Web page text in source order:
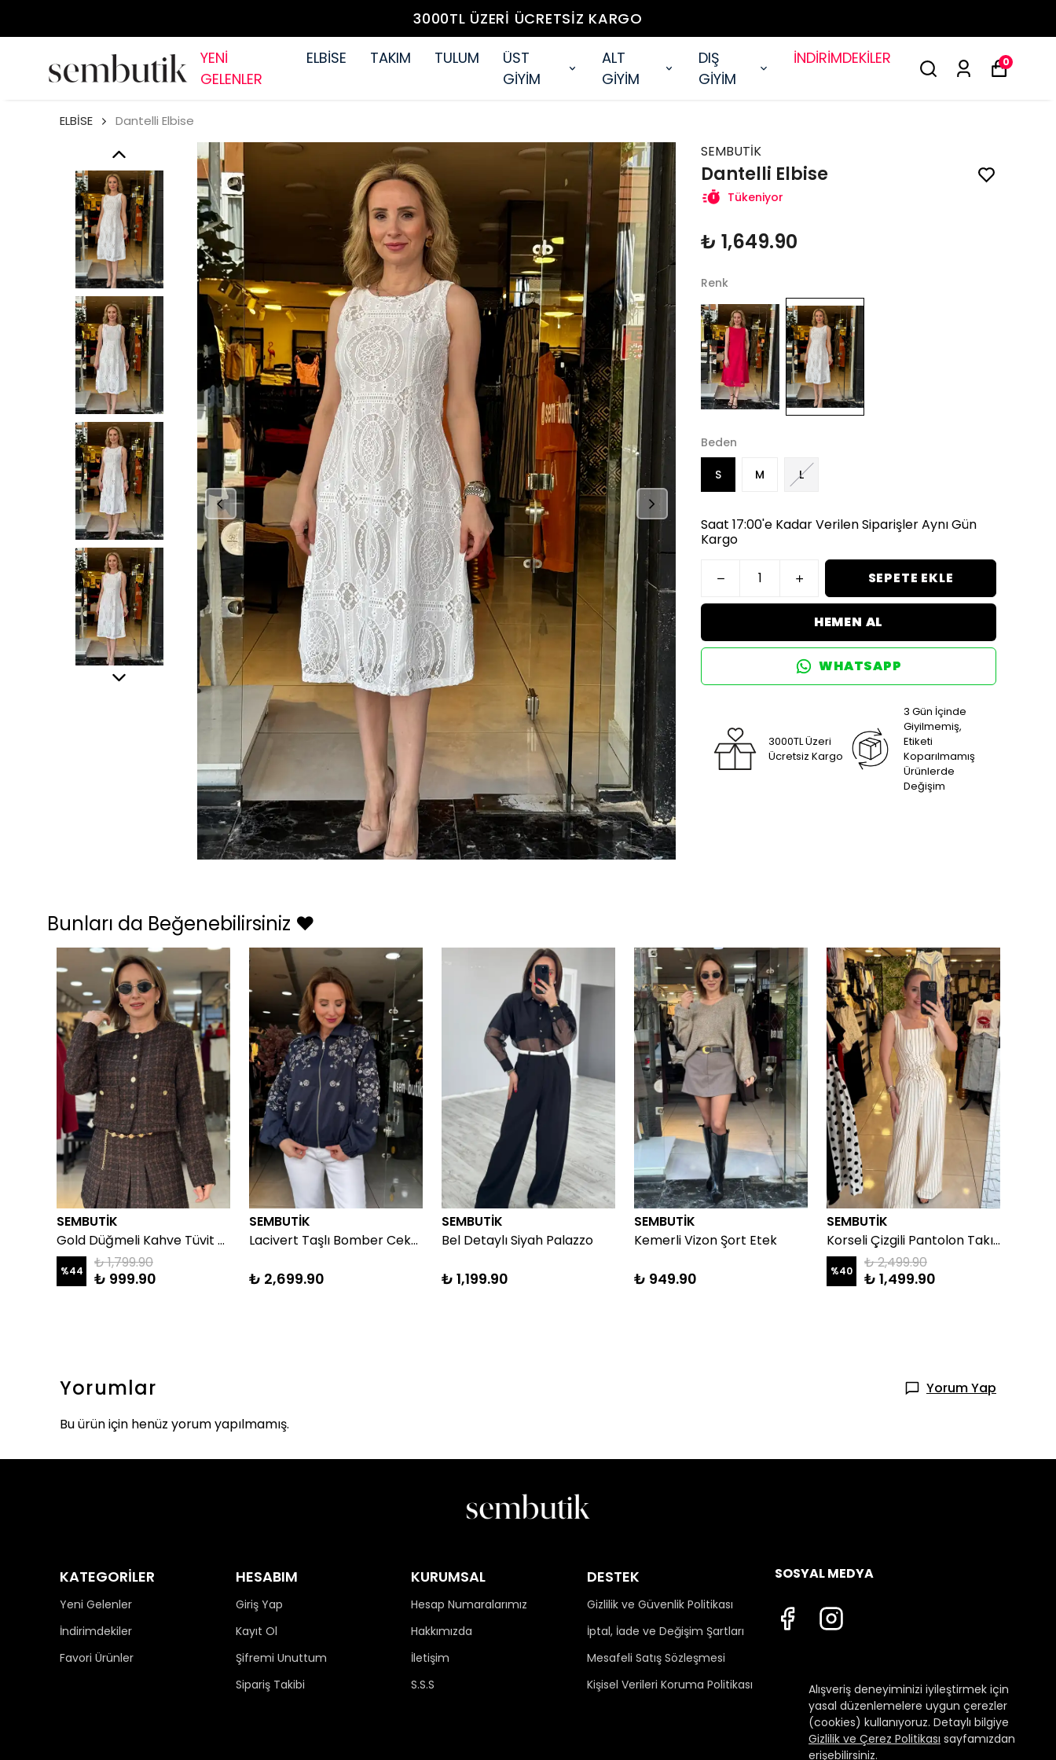
3000TL ÜZERİ ÜCRETSİZ KARGO
YENİ
GELENLER
ELBİSE TAKIM TULUM
ÜST
GİYİM
ALT
GİYİM
DIŞ
GİYİM
İNDİRİMDEKİLER 0
Alışveriş deneyiminizi iyileştirmek için
yasal düzenlemelere uygun çerezler
(cookies) kullanıyoruz. Detaylı bilgiye
Gizlilik ve Çerez Politikası sayfamızdan
erişebilirsiniz.
ELBİSE Dantelli Elbise
SEMBUTİK
Dantelli Elbise
Tükeniyor
₺ 1,649.90
Renk
Beden
S M L
Saat 17:00'e Kadar Verilen Siparişler Aynı Gün
Kargo
SEPETE EKLE
HEMEN AL
WHATSAPP
3000TL Üzeri
Ücretsiz Kargo
3 Gün İçinde
Giyilmemiş,
Etiketi
Koparılmamış
Ürünlerde
Değişim
Bunları da Beğenebilirsiniz ❤️
SEMBUTİK
Gold Düğmeli Kahve Tüvit Ceket
%44 ₺ 1,799.90
₺ 999.90
SEMBUTİK
Lacivert Taşlı Bomber Ceket
₺ 2,699.90
SEMBUTİK
Bel Detaylı Siyah Palazzo
₺ 1,199.90
SEMBUTİK
Kemerli Vizon Şort Etek
₺ 949.90
SEMBUTİK
Korseli Çizgili Pantolon Takım
%40 ₺ 2,499.90
₺ 1,499.90
Yorumlar
Yorum Yap
Bu ürün için henüz yorum yapılmamış.
KATEGORİLER
Yeni Gelenler
İndirimdekiler
Favori Ürünler
HESABIM
Giriş Yap
Kayıt Ol
Şifremi Unuttum
Sipariş Takibi
KURUMSAL
Hesap Numaralarımız
Hakkımızda
İletişim
S.S.S
DESTEK
Gizlilik ve Güvenlik Politikası
İptal, İade ve Değişim Şartları
Mesafeli Satış Sözleşmesi
Kişisel Verileri Koruma Politikası
SOSYAL MEDYA